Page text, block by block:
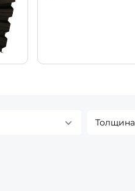
Толщина